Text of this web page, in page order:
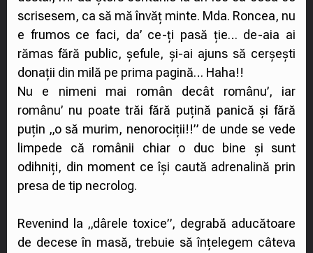
scrisesem, ca să mă învăț minte. Mda. Roncea, nu
e frumos ce faci, da’ ce-ți pasă ție… de-aia ai
rămas fără public, șefule, și-ai ajuns să cerșești
donații din milă pe prima pagină… Haha!!
Nu e nimeni mai român decât românu’, iar
românu’ nu poate trăi fără puțină panică și fără
puțin „o să murim, nenorociții!!” de unde se vede
limpede că românii chiar o duc bine și sunt
odihniți, din moment ce își caută adrenalină prin
presa de tip necrolog.
Revenind la „dârele toxice”, degrabă aducătoare
de decese în masă, trebuie să înțelegem câteva